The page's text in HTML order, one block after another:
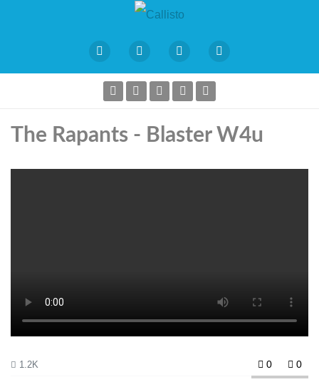
The Rapants - Blaster W4u
1.2K 0 0